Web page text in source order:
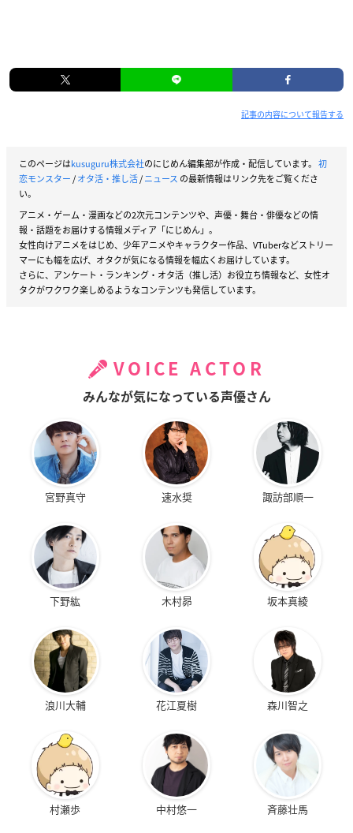
記事の内容について報告する
このページはkusuguru株式会社のにじめん編集部が作成・配信しています。 初
恋モンスター/オタ活・推し活/ニュース の最新情報はリンク先をご覧くださ
い。
アニメ・ゲーム・漫画などの2次元コンテンツや、声優・舞台・俳優などの情
報・話題をお届けする情報メディア「にじめん」。
女性向けアニメをはじめ、少年アニメやキャラクター作品、VTuberなどストリー
マーにも幅を広げ、オタクが気になる情報を幅広くお届けしています。
さらに、アンケート・ランキング・オタ活（推し活）お役立ち情報など、女性オ
タクがワクワク楽しめるようなコンテンツも発信しています。
VOICE ACTOR
みんなが気になっている声優さん
宮野真守 速水奨 諏訪部順一
下野紘 木村昴 坂本真綾
浪川大輔 花江夏樹 森川智之
村瀬歩 中村悠一 斉藤壮馬